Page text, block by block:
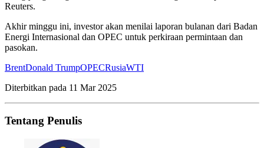
Reuters.
Akhir minggu ini, investor akan menilai laporan bulanan dari Badan
Energi Internasional dan OPEC untuk perkiraan permintaan dan
pasokan.
BrentDonald TrumpOPECRusiaWTI
Diterbitkan pada 11 Mar 2025
Tentang Penulis